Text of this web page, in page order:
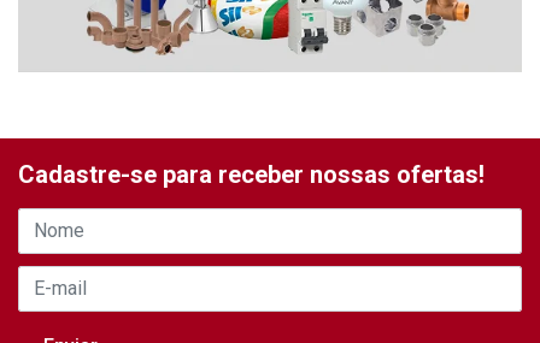
Cadastre-se para receber nossas ofertas!